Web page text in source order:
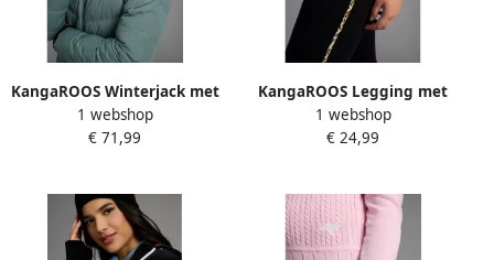
KangaROOS Winterjack met
capuchon en koord
ritszakken en binnenzak
1 webshop
€ 71,99
KangaROOS Legging met
zijdelingse strepen in leo-
print grote maten
1 webshop
€ 24,99